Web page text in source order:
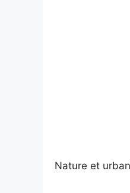
Nature et